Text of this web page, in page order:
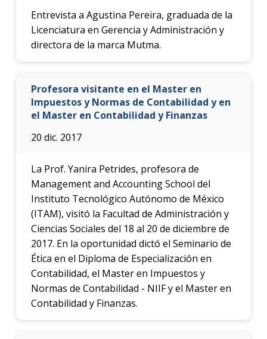
Entrevista a Agustina Pereira, graduada de la
Licenciatura en Gerencia y Administración y
directora de la marca Mutma.
Profesora visitante en el Master en
Impuestos y Normas de Contabilidad y en
el Master en Contabilidad y Finanzas
20 dic. 2017
La Prof. Yanira Petrides, profesora de
Management and Accounting School del
Instituto Tecnológico Autónomo de México
(ITAM), visitó la Facultad de Administración y
Ciencias Sociales del 18 al 20 de diciembre de
2017. En la oportunidad dictó el Seminario de
Ética en el Diploma de Especialización en
Contabilidad, el Master en Impuestos y
Normas de Contabilidad - NIIF y el Master en
Contabilidad y Finanzas.